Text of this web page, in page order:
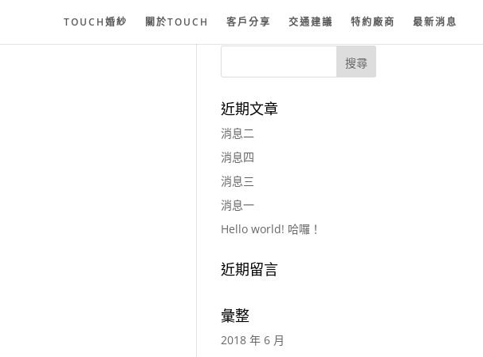
TOUCH婚紗 關於TOUCH 客戶分享 交通建議 特約廠商 最新消息
近期文章
消息二
消息四
消息三
消息一
Hello world! 哈囉！
近期留言
彙整
2018 年 6 月